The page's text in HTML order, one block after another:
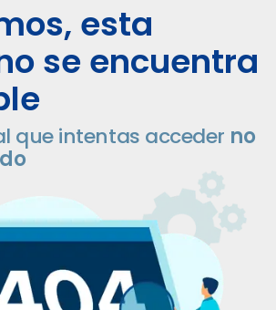
esta
se encuentra
que intentas acceder no